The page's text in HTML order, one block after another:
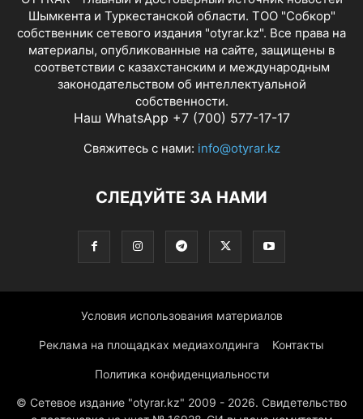
Шымкента и Туркестанской области. ТОО "Собкор"
собственник сетевого издания "otyrar.kz". Все права на
материалы, опубликованные на сайте, защищены в
соответствии с казахстанским и международным
законодательством об интеллектуальной
собственности.
Наш WhatsApp +7 (700) 577-17-17
Свяжитесь с нами: info@otyrar.kz
СЛЕДУЙТЕ ЗА НАМИ
Условия использования материалов
Реклама на площадках медиахолдинга Контакты
Политика конфиденциальности
© Сетевое издание "otyrar.kz" 2009 - 2026. Свидетельство